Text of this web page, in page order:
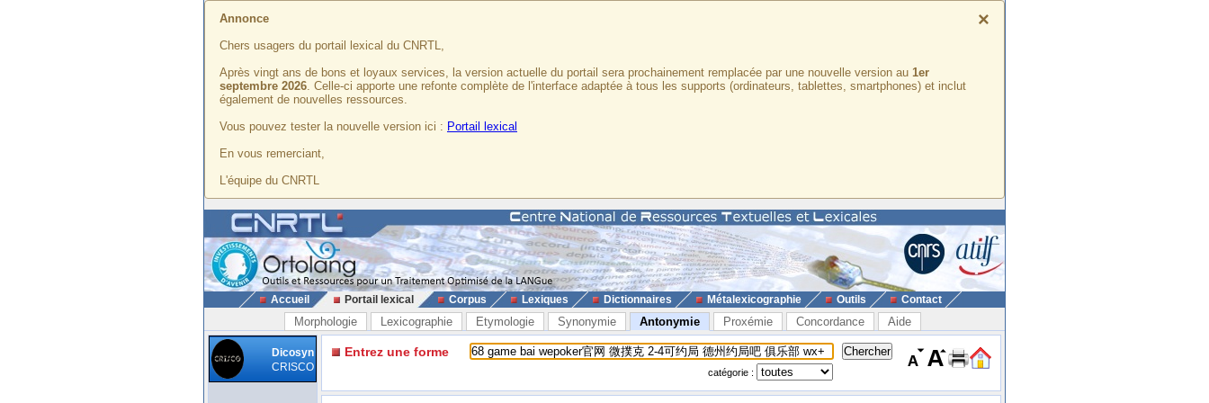
×
Annonce
Chers usagers du portail lexical du CNRTL,
Après vingt ans de bons et loyaux services, la version actuelle du portail sera prochainement remplacée par une nouvelle version au 1er
septembre 2026. Celle-ci apporte une refonte complète de l'interface adaptée à tous les supports (ordinateurs, tablettes, smartphones) et inclut
également de nouvelles ressources.
Vous pouvez tester la nouvelle version ici : Portail lexical
En vous remerciant,
L'équipe du CNRTL
Accueil Portail lexical Corpus Lexiques Dictionnaires Métalexicographie Outils Contact
Morphologie Lexicographie Etymologie Synonymie Antonymie Proxémie Concordance Aide
Dicosyn
CRISCO
Entrez une forme
catégorie :